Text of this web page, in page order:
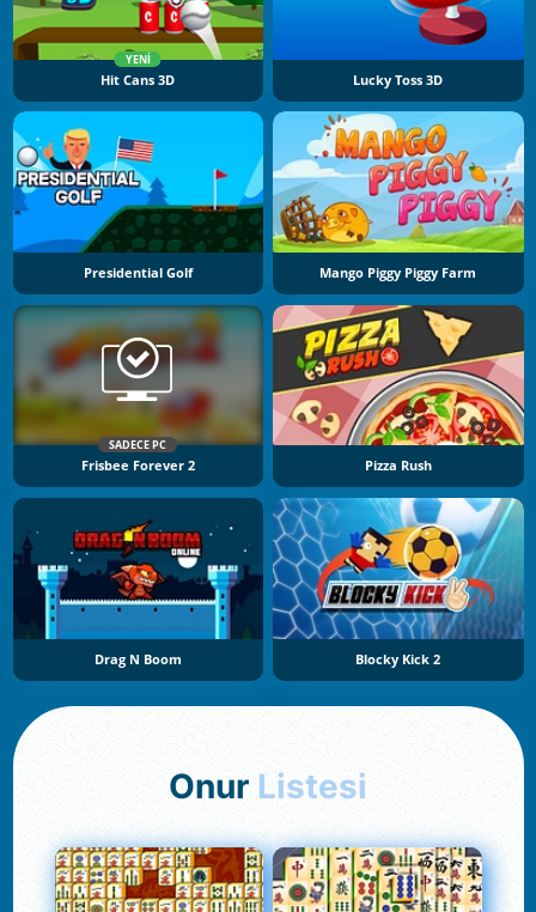
YENI
Hit Cans 3D Lucky Toss 3D
Presidential Golf Mango Piggy Piggy Farm
SADECE PC
Frisbee Forever 2 Pizza Rush
Drag N Boom Blocky Kick 2
Onur Listesi